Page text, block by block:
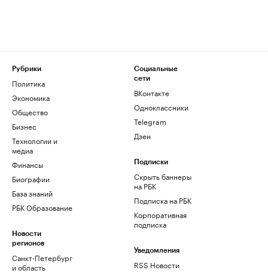
Рубрики
Политика
Экономика
Общество
Бизнес
Технологии и
медиа
Финансы
Биографии
База знаний
РБК Образование
Новости
регионов
Санкт-Петербург
и область
Социальные
сети
ВКонтакте
Одноклассники
Telegram
Дзен
Подписки
Скрыть баннеры
на РБК
Подписка на РБК
Корпоративная
подписка
Уведомления
RSS Новости